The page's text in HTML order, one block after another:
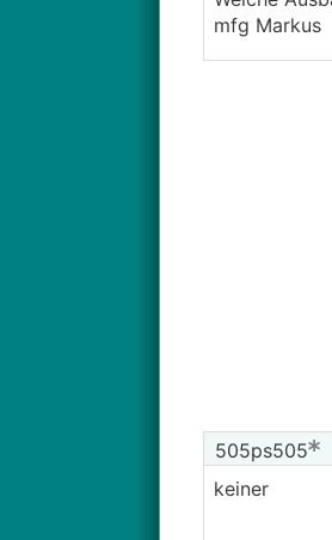
mfg Markus
505ps505
keiner